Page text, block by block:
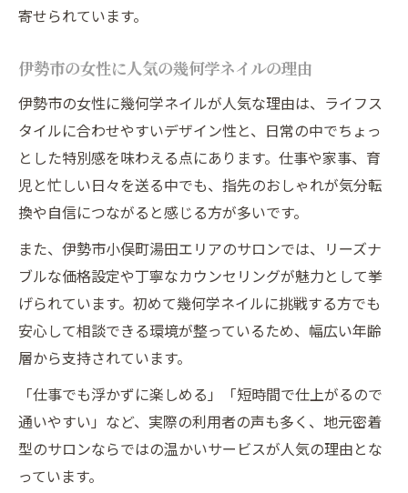
寄せられています。
伊勢市の女性に人気の幾何学ネイルの理由
伊勢市の女性に幾何学ネイルが人気な理由は、ライフス
タイルに合わせやすいデザイン性と、日常の中でちょっ
とした特別感を味わえる点にあります。仕事や家事、育
児と忙しい日々を送る中でも、指先のおしゃれが気分転
換や自信につながると感じる方が多いです。
また、伊勢市小俣町湯田エリアのサロンでは、リーズナ
ブルな価格設定や丁寧なカウンセリングが魅力として挙
げられています。初めて幾何学ネイルに挑戦する方でも
安心して相談できる環境が整っているため、幅広い年齢
層から支持されています。
「仕事でも浮かずに楽しめる」「短時間で仕上がるので
通いやすい」など、実際の利用者の声も多く、地元密着
型のサロンならではの温かいサービスが人気の理由とな
っています。